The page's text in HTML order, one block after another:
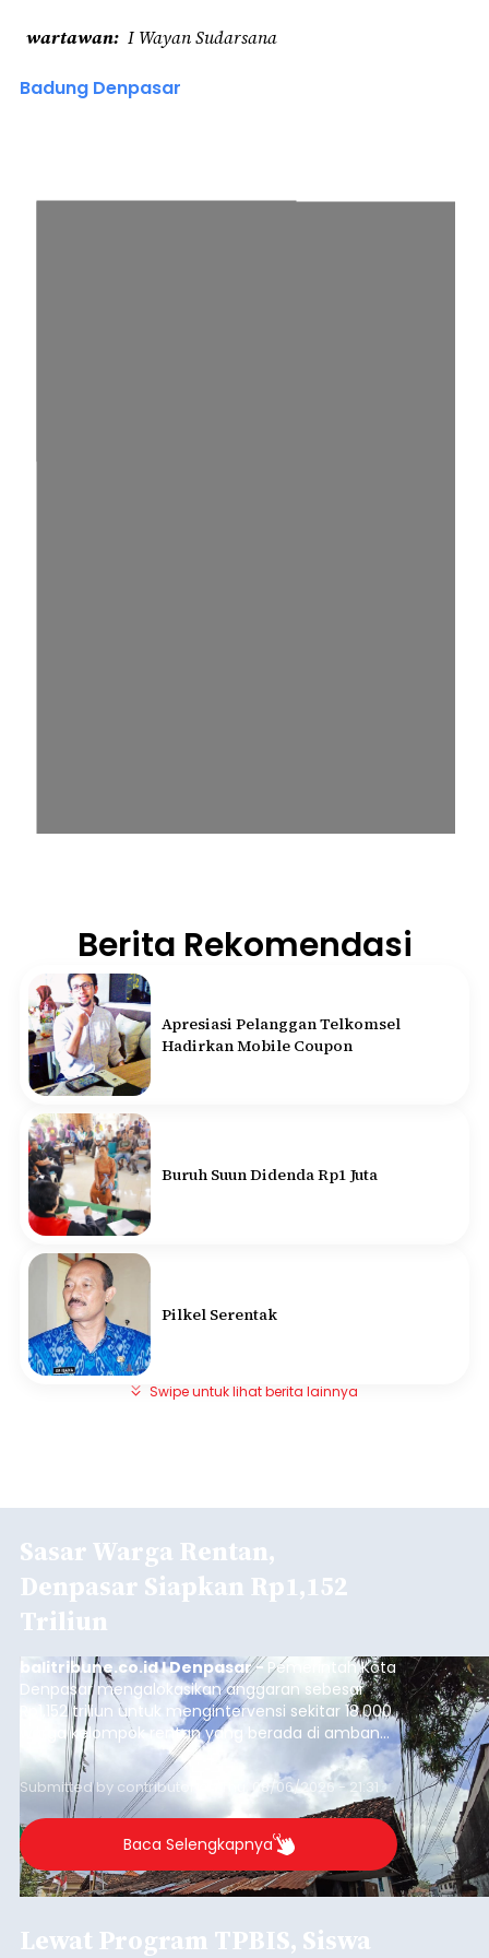
wartawan I Wayan Sudarsana
Badung Denpasar
Berita Rekomendasi
Apresiasi Pelanggan Telkomsel
Hadirkan Mobile Coupon
Buruh Suun Didenda Rp1 Juta
Pilkel Serentak
Swipe untuk lihat berita lainnya
Sasar Warga Rentan,
Denpasar Siapkan Rp1,152
Triliun
balitribune.co.id I Denpasar - Pemerintah Kota
Denpasar mengalokasikan anggaran sebesar
Rp1,152 triliun untuk mengintervensi sekitar 18.000
warga kelompok rentan yang berada di ambang
garis kemiskinan. Langkah strategis ini diambil
guna menjaga masyarakat yang berada pada
kelompok desil 5 dan 6 tersebut agar tidak
merosot ke kategori miskin.
Submitted by contributor Thu, 08/06/2026 - 21:31
Baca Selengkapnya
Lewat Program TPBIS, Siswa